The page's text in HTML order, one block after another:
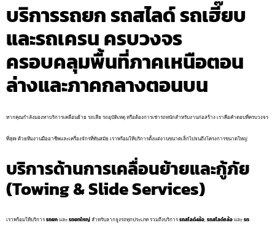
บริการรถยก รถสไลด์ รถเฮี๊ยบ
และรถเครน ครบวงจร
ครอบคลุมพื้นที่ภาคเหนือตอน
ล่างและภาคกลางตอนบน
หากคุณกำลังมองหาบริการเคลื่อนย้าย รถเสีย รถอุบัติเหตุ หรือต้องการเช่ารถหนักสำหรับงานก่อสร้าง เราคือคำตอบที่ครบวงจร
ที่สุด! ด้วยทีมงานมืออาชีพและเครื่องจักรที่ทันสมัย เราพร้อมให้บริการตั้งแต่งานขนาดเล็กไปจนถึงโครงการขนาดใหญ่
บริการด้านการเคลื่อนย้ายและกู้ภัย
(Towing & Slide Services)
เราพร้อมให้บริการรถยกและรถยกใหญ่สำหรับลากจูงรถทุกประเภท รวมถึงบริการรถสไลด์4ล้อ,รถสไลด์6ล้อและรถ